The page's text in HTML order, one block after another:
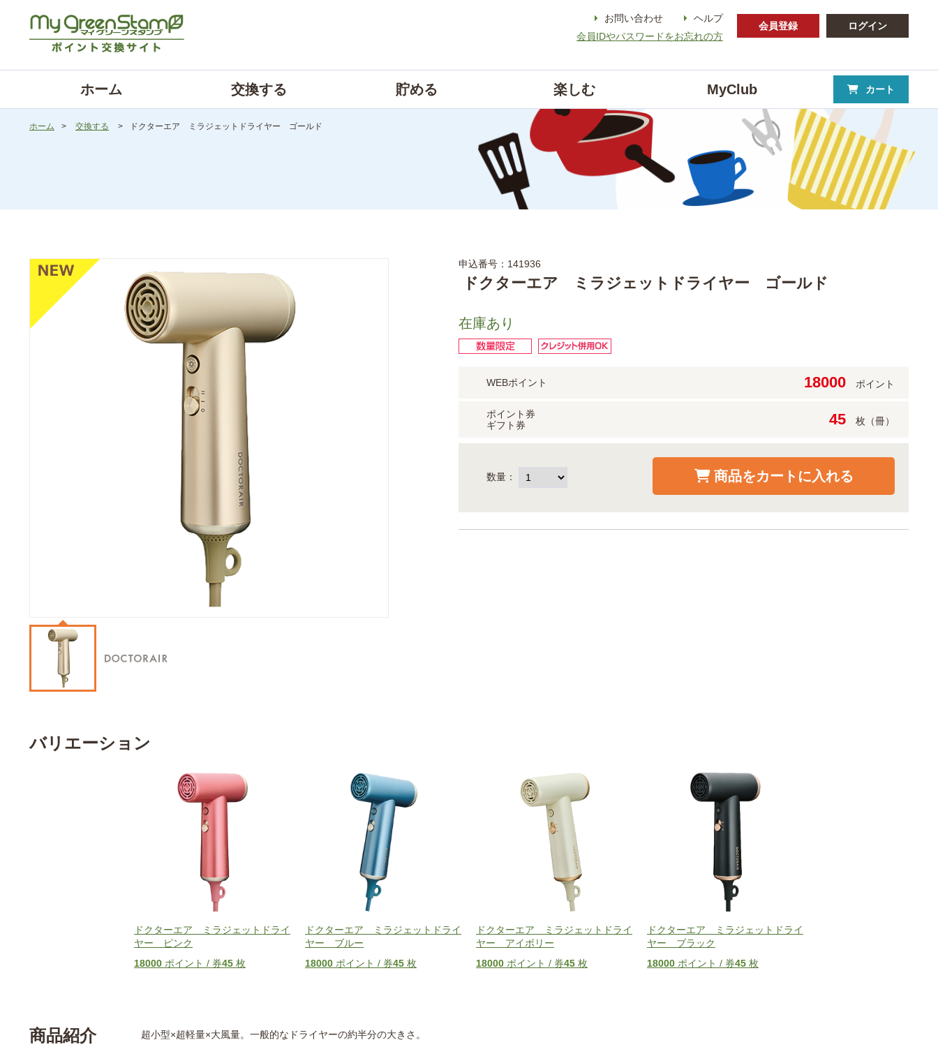
ヘルプ
お問い合わせ
会員IDやパスワードをお忘れの方
会員登録 ログイン
ホーム 交換する 貯める 楽しむ MyClub カート
ホーム > 交換する > ドクターエア ミラジェットドライヤー ゴールド
申込番号：141936
ドクターエア ミラジェットドライヤー ゴールド
在庫あり
WEBポイント 18000 ポイント
ポイント券
ギフト券
45 枚（冊）
数量：
バリエーション
ドクターエア ミラジェットドライ
ヤー ピンク
18000 ポイント / 券45 枚
ドクターエア ミラジェットドライ
ヤー ブルー
18000 ポイント / 券45 枚
ドクターエア ミラジェットドライ
ヤー アイボリー
18000 ポイント / 券45 枚
ドクターエア ミラジェットドライ
ヤー ブラック
18000 ポイント / 券45 枚
商品紹介 超小型×超軽量×大風量。一般的なドライヤーの約半分の大きさ。